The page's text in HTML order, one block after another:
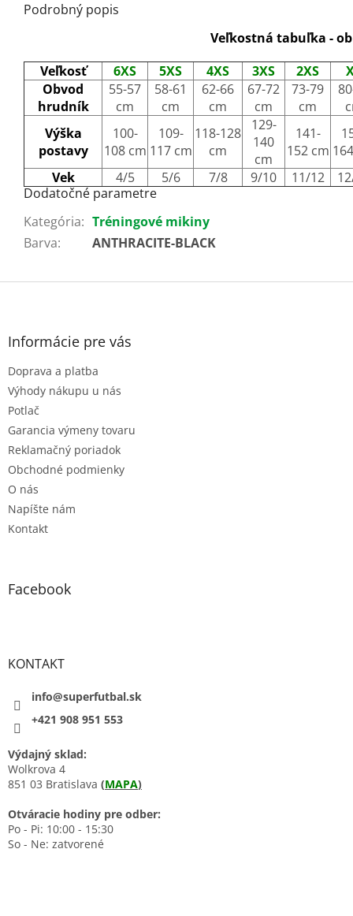
Podrobný popis
Veľkostná tabuľka -
Veľkosť
6XS 5XS 4XS 3XS 2XS
Obvod
hrudník
55-57
cm
58-61
cm
62-66
cm
67-72
cm
73-79
cm
Výška
postavy
100-
108 cm
109-
117 cm
118-128
cm
129-
140
cm
141-
152 cm
Vek
4/5 5/6 7/8 9/10 11/12
Dodatočné parametre
Kategória: Tréningové mikiny
Barva: ANTHRACITE-BLACK
Z
Informácie pre vás
Doprava a platba
Výhody nákupu u nás
Potlač
Garancia výmeny tovaru
Reklamačný poriadok
Obchodné podmienky
O nás
Napíšte nám
Kontakt
Facebook
KONTAKT
info@superfutbal.sk
+421 908 951 553
Výdajný sklad:
Wolkrova 4
851 03 Bratislava (MAPA)
Otváracie hodiny pre odber:
Po - Pi: 10:00 - 15:30
So - Ne: zatvorené